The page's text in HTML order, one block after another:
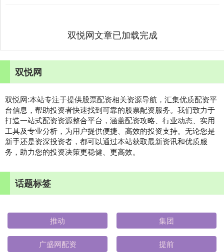
双悦网文章已加载完成
双悦网
双悦网:本站专注于提供股票配资相关资源导航，汇集优质配资平
台信息，帮助投资者快速找到可靠的股票配资服务。我们致力于
打造一站式配资资源整合平台，涵盖配资攻略、行业动态、实用
工具及专业分析，为用户提供便捷、高效的投资支持。无论您是
新手还是资深投资者，都可以通过本站获取最新资讯和优质服
务，助力您的投资决策更稳健、更高效。
话题标签
推动 集团
广盛网配资 提前